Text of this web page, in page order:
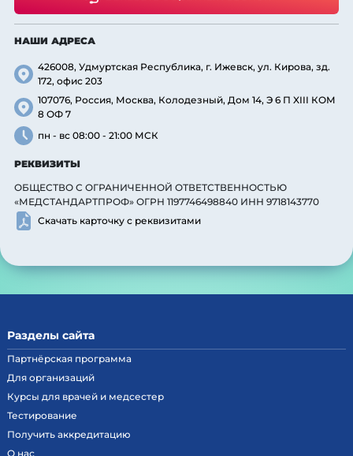
НАШИ АДРЕСА
426008, Удмуртская Республика, г. Ижевск, ул. Кирова, зд.
172, офис 203
107076, Россия, Москва, Колодезный, Дом 14, Э 6 П XIII КОМ
8 ОФ 7
пн - вс 08:00 - 21:00 МСК
РЕКВИЗИТЫ
ОБЩЕСТВО С ОГРАНИЧЕННОЙ ОТВЕТСТВЕННОСТЬЮ
«МЕДСТАНДАРТПРОФ» ОГРН 1197746498840 ИНН 9718143770
Скачать карточку с реквизитами
Разделы сайта
Партнёрская программа
Для организаций
Курсы для врачей и медсестер
Тестирование
Получить аккредитацию
О нас